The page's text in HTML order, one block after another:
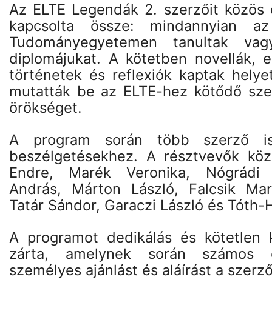
Az ELTE Legendák 2. szerzőit
kapcsolta össze: mindannyian
Tudományegyetemen tanultak
diplomájukat. A kötetben novellák,
történetek és reflexiók kaptak
mutatták be az ELTE-hez kötődő
örökséget.
A program során több szerző
beszélgetésekhez. A résztvevők
Endre, Marék Veronika, Nógrádi
András, Márton László, Falcsik
Tatár Sándor, Garaczi László és Tóth-
A programot dedikálás és kötetlen
zárta, amelynek során számos
személyes ajánlást és aláírást a